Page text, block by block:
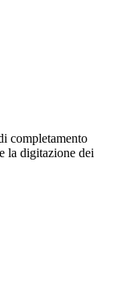
completamento
la digitazione dei